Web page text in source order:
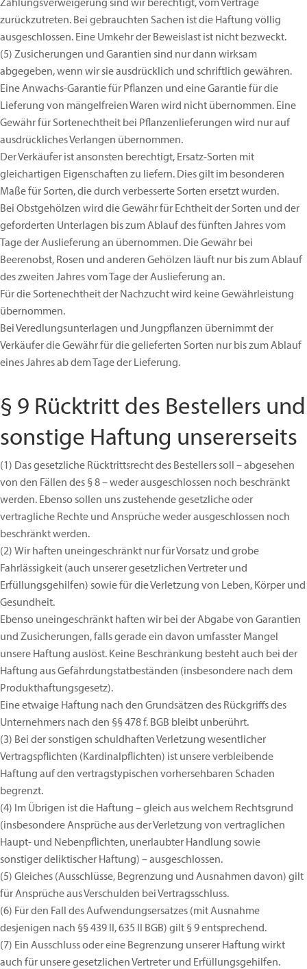
Zahlungsverweigerung sind wir berechtigt, vom Vertrage
zurückzutreten. Bei gebrauchten Sachen ist die Haftung völlig
ausgeschlossen. Eine Umkehr der Beweislast ist nicht bezweckt.
(5) Zusicherungen und Garantien sind nur dann wirksam
abgegeben, wenn wir sie ausdrücklich und schriftlich gewähren.
Eine Anwachs-Garantie für Pflanzen und eine Garantie für die
Lieferung von mängelfreien Waren wird nicht übernommen. Eine
Gewähr für Sortenechtheit bei Pflanzenlieferungen wird nur auf
ausdrückliches Verlangen übernommen.
Der Verkäufer ist ansonsten berechtigt, Ersatz-Sorten mit
gleichartigen Eigenschaften zu liefern. Dies gilt im besonderen
Maße für Sorten, die durch verbesserte Sorten ersetzt wurden.
Bei Obstgehölzen wird die Gewähr für Echtheit der Sorten und der
geforderten Unterlagen bis zum Ablauf des fünften Jahres vom
Tage der Auslieferung an übernommen. Die Gewähr bei
Beerenobst, Rosen und anderen Gehölzen läuft nur bis zum Ablauf
des zweiten Jahres vom Tage der Auslieferung an.
Für die Sortenechtheit der Nachzucht wird keine Gewährleistung
übernommen.
Bei Veredlungsunterlagen und Jungpflanzen übernimmt der
Verkäufer die Gewähr für die gelieferten Sorten nur bis zum Ablauf
eines Jahres ab dem Tage der Lieferung.
§ 9 Rücktritt des Bestellers und
sonstige Haftung unsererseits
(1) Das gesetzliche Rücktrittsrecht des Bestellers soll – abgesehen
von den Fällen des § 8 – weder ausgeschlossen noch beschränkt
werden. Ebenso sollen uns zustehende gesetzliche oder
vertragliche Rechte und Ansprüche weder ausgeschlossen noch
beschränkt werden.
(2) Wir haften uneingeschränkt nur für Vorsatz und grobe
Fahrlässigkeit (auch unserer gesetzlichen Vertreter und
Erfüllungsgehilfen) sowie für die Verletzung von Leben, Körper und
Gesundheit.
Ebenso uneingeschränkt haften wir bei der Abgabe von Garantien
und Zusicherungen, falls gerade ein davon umfasster Mangel
unsere Haftung auslöst. Keine Beschränkung besteht auch bei der
Haftung aus Gefährdungstatbeständen (insbesondere nach dem
Produkthaftungsgesetz).
Eine etwaige Haftung nach den Grundsätzen des Rückgriffs des
Unternehmers nach den §§ 478 f. BGB bleibt unberührt.
(3) Bei der sonstigen schuldhaften Verletzung wesentlicher
Vertragspflichten (Kardinalpflichten) ist unsere verbleibende
Haftung auf den vertragstypischen vorhersehbaren Schaden
begrenzt.
(4) Im Übrigen ist die Haftung – gleich aus welchem Rechtsgrund
(insbesondere Ansprüche aus der Verletzung von vertraglichen
Haupt- und Nebenpflichten, unerlaubter Handlung sowie
sonstiger deliktischer Haftung) – ausgeschlossen.
(5) Gleiches (Ausschlüsse, Begrenzung und Ausnahmen davon) gilt
für Ansprüche aus Verschulden bei Vertragsschluss.
(6) Für den Fall des Aufwendungsersatzes (mit Ausnahme
desjenigen nach §§ 439 II, 635 II BGB) gilt § 9 entsprechend.
(7) Ein Ausschluss oder eine Begrenzung unserer Haftung wirkt
auch für unsere gesetzlichen Vertreter und Erfüllungsgehilfen.